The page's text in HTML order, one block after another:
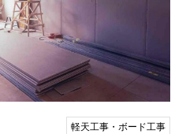
軽天工事・ボード工事